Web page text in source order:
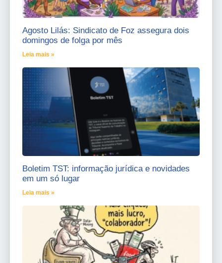
Agosto Lilás: Sindicato de Foz assegura dois
domingos de folga por mês
Leia mais »
Boletim TST: informação jurídica e novidades
em um só lugar
Leia mais »